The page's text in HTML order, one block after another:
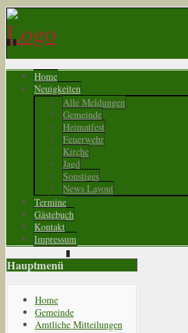
Home
Neuigkeiten
Alle Meldungen
Gemeinde
Heimatfest
Feuerwehr
Kirche
Jagd
Sonstiges
News Layout
Termine
Gästebuch
Kontakt
Impressum
Hauptmenü
Home
Gemeinde
Amtliche Mitteilungen